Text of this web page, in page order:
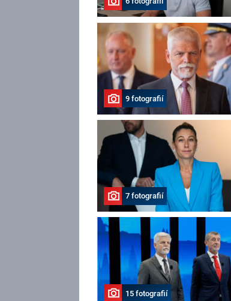
9 fotografií
7 fotografií
15 fotografií